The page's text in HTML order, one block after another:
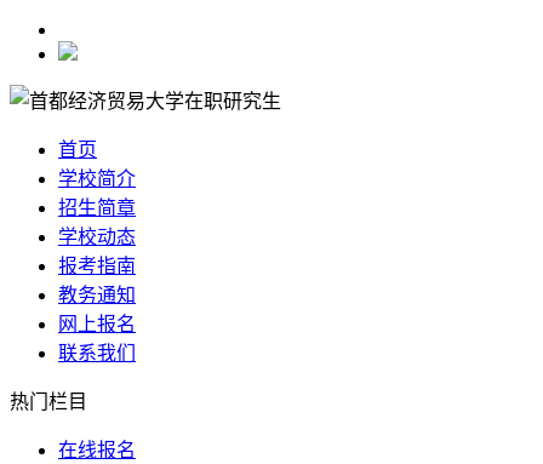
首页
学校简介
招生简章
学校动态
报考指南
教务通知
网上报名
联系我们
热门栏目
在线报名